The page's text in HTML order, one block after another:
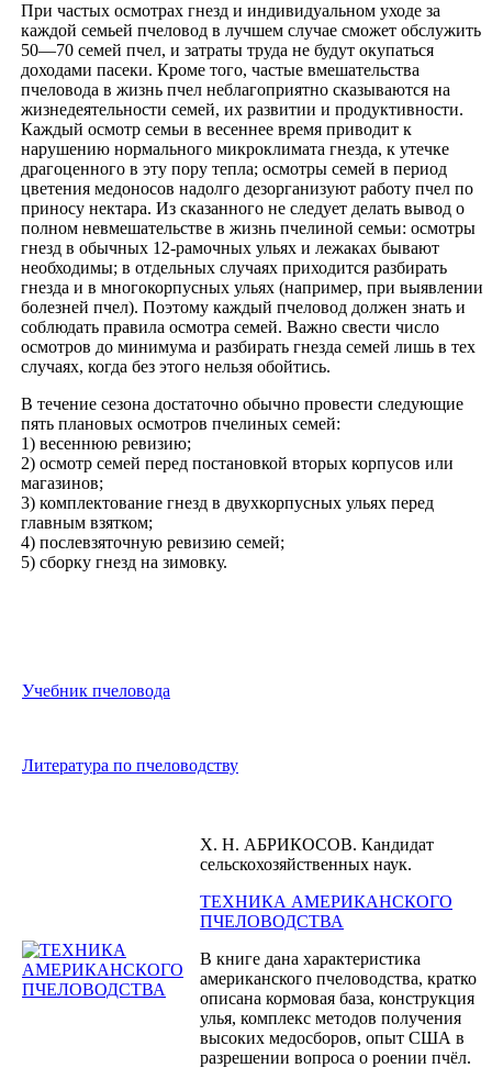
При частых осмотрах гнезд и индивидуальном уходе за
каждой семьей пчеловод в лучшем случае сможет обслужить
50—70 семей пчел, и затраты труда не будут окупаться
доходами пасеки. Кроме того, частые вмешательства
пчеловода в жизнь пчел неблагоприятно сказываются на
жизнедеятельности семей, их развитии и продуктивности.
Каждый осмотр семьи в весеннее время приводит к
нарушению нормального микроклимата гнезда, к утечке
драгоценного в эту пору тепла; осмотры семей в период
цветения медоносов надолго дезорганизуют работу пчел по
приносу нектара. Из сказанного не следует делать вывод о
полном невмешательстве в жизнь пчелиной семьи: осмотры
гнезд в обычных 12-рамочных ульях и лежаках бывают
необходимы; в отдельных случаях приходится разбирать
гнезда и в многокорпусных ульях (например, при выявлении
болезней пчел). Поэтому каждый пчеловод должен знать и
соблюдать правила осмотра семей. Важно свести число
осмотров до минимума и разбирать гнезда семей лишь в тех
случаях, когда без этого нельзя обойтись.
В течение сезона достаточно обычно провести следующие
пять плановых осмотров пчелиных семей:
1) весеннюю ревизию;
2) осмотр семей перед постановкой вторых корпусов или
магазинов;
3) комплектование гнезд в двухкорпусных ульях перед
главным взятком;
4) послевзяточную ревизию семей;
5) сборку гнезд на зимовку.
Учебник пчеловода
Литература по пчеловодству
X. Н. АБРИКОСОВ. Кандидат
сельскохозяйственных наук.
ТЕХНИКА АМЕРИКАНСКОГО
ПЧЕЛОВОДСТВА
В книге дана характеристика
американского пчеловодства, кратко
описана кормовая база, конструкция
улья, комплекс методов получения
высоких медосборов, опыт США в
разрешении вопроса о роении пчёл.